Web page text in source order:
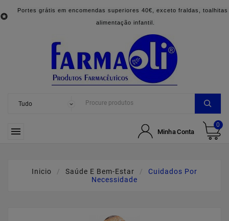

Portes grátis em encomendas superiores 40€, exceto fraldas, toalhitas
alimentação infantil.
 Minha Conta
0
Inicio Saúde E Bem-Estar
Cuidados Por
Necessidade